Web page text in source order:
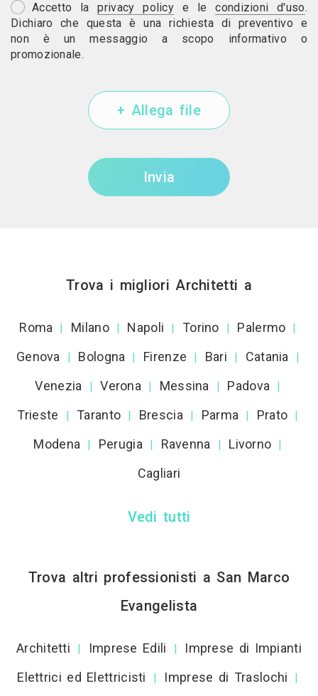
Accetto laprivacy policy e lecondizioni d'uso.
Dichiaro che questa è una richiesta di preventivo e
non è un messaggio a scopo informativo o
promozionale.
+ Allega file
Invia
Trova i migliori Architetti a
Roma | Milano | Napoli | Torino | Palermo |
Genova | Bologna | Firenze | Bari | Catania |
Venezia | Verona | Messina | Padova |
Trieste | Taranto | Brescia | Parma | Prato |
Modena | Perugia | Ravenna | Livorno |
Cagliari
Vedi tutti
Trova altri professionisti a San Marco
Evangelista
Architetti | Imprese Edili |
Imprese di Impianti
Elettrici ed Elettricisti
| Imprese di Traslochi |